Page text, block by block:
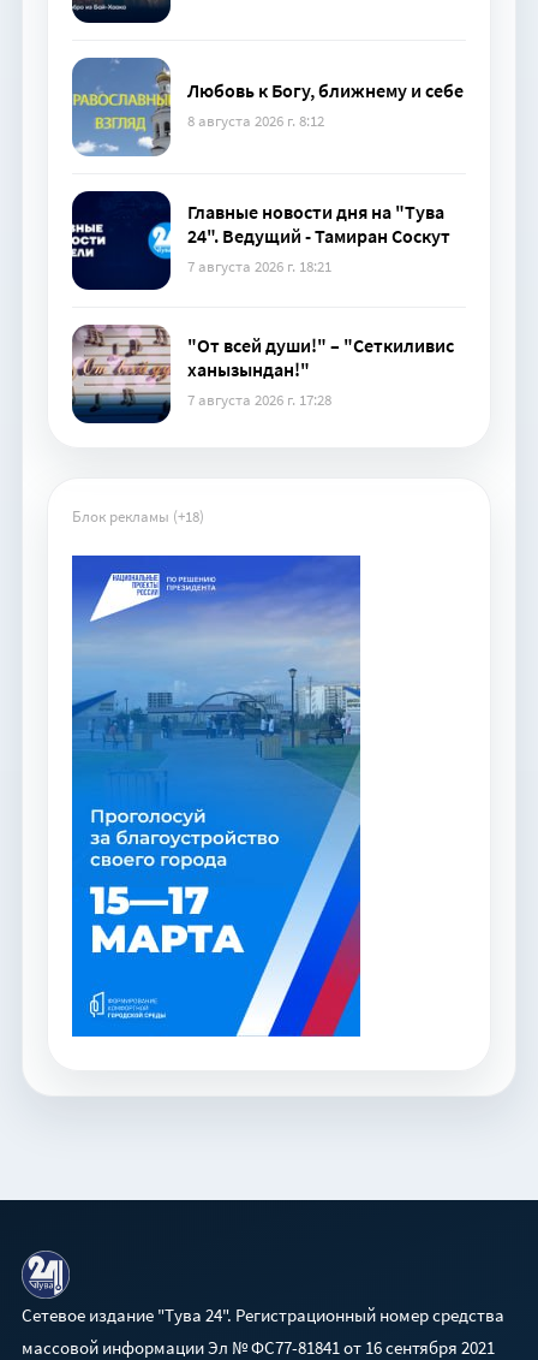
Любовь к Богу, ближнему и себе
8 августа 2026 г. 8:12
Главные новости дня на "Тува
24". Ведущий - Тамиран Соскут
7 августа 2026 г. 18:21
"От всей души!" – "Сеткиливис
ханызындан!"
7 августа 2026 г. 17:28
Блок рекламы (+18)
Сетевое издание "Тува 24". Регистрационный номер средства
массовой информации Эл № ФС77-81841 от 16 сентября 2021